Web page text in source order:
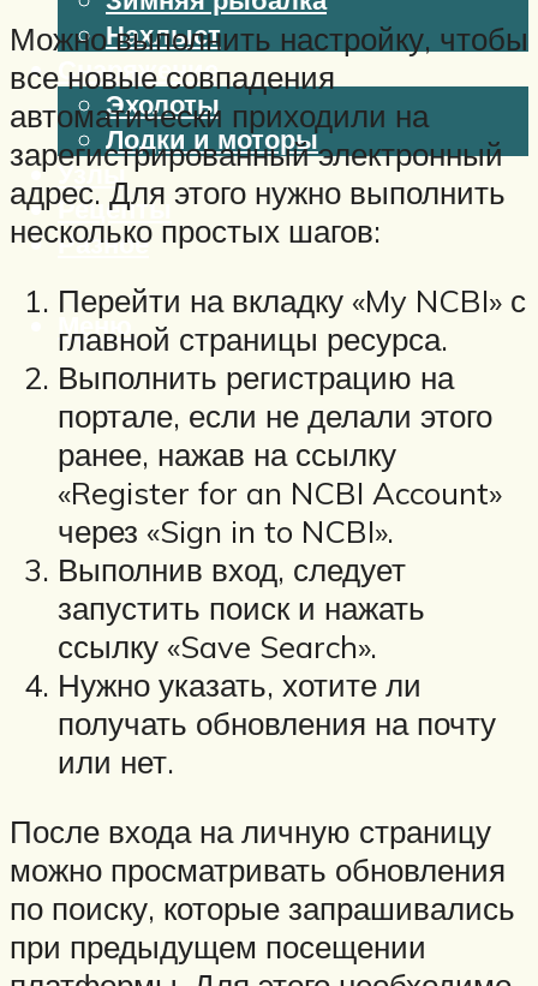
Нахлыст
Снаряжение
Эхолоты
Лодки и моторы
Узлы
Рецепты
Разное
Меню
Можно выполнить настройку, чтобы
все новые совпадения
автоматически приходили на
зарегистрированный электронный
адрес. Для этого нужно выполнить
несколько простых шагов:
Перейти на вкладку «My NCBI» с
главной страницы ресурса.
Выполнить регистрацию на
портале, если не делали этого
ранее, нажав на ссылку
«Register for an NCBI Account»
через «Sign in to NCBI».
Выполнив вход, следует
запустить поиск и нажать
ссылку «Save Search».
Нужно указать, хотите ли
получать обновления на почту
или нет.
После входа на личную страницу
можно просматривать обновления
по поиску, которые запрашивались
при предыдущем посещении